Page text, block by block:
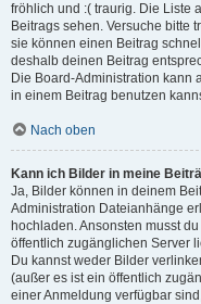
fröhlich und :( traurig. Die Liste
Beitrags sehen. Versuche bitte
sie können einen Beitrag
deshalb deinen Beitrag
Die Board-Administration kann
in einem Beitrag benutzen
Nach oben
Kann ich Bilder in meine
Ja, Bilder können in deinem
Administration Dateianhänge
hochladen. Ansonsten musst
öffentlich zugänglichen Server
Du kannst weder Bilder
(außer es ist ein öffentlich
einer Anmeldung verfügbar